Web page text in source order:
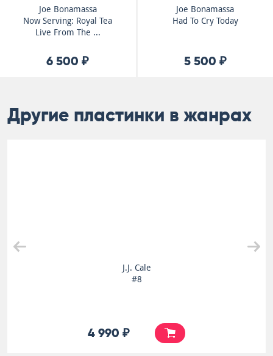
Joe Bonamassa
Now Serving: Royal Tea
Live From The ...
6 500 ₽
Joe Bonamassa
Had To Cry Today
5 500 ₽
Другие пластинки в жанрах
J.J. Cale
#8
4 990 ₽